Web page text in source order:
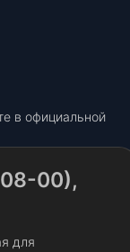
в официальной
00),
для